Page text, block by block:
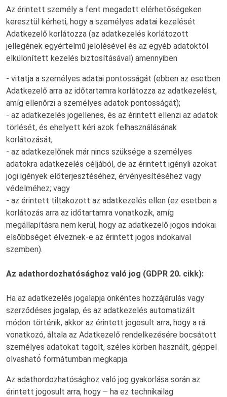
Az érintett személy a fent megadott elérhetőségeken
keresztül kérheti, hogy a személyes adatai kezelését
Adatkezelő korlátozza (az adatkezelés korlátozott
jellegének egyértelmű jelölésével és az egyéb adatoktól
elkülönített kezelés biztosításával) amennyiben
- vitatja a személyes adatai pontosságát (ebben az esetben
Adatkezelő arra az időtartamra korlátozza az adatkezelést,
amíg ellenőrzi a személyes adatok pontosságát);
- az adatkezelés jogellenes, és az érintett ellenzi az adatok
törlését, és ehelyett kéri azok felhasználásának
korlátozását;
- az adatkezelőnek már nincs szüksége a személyes
adatokra adatkezelés céljából, de az érintett igényli azokat
jogi igények előterjesztéséhez, érvényesítéséhez vagy
védelméhez; vagy
- az érintett tiltakozott az adatkezelés ellen (ez esetben a
korlátozás arra az időtartamra vonatkozik, amíg
megállapításra nem kerül, hogy az adatkezelő jogos indokai
elsőbbséget élveznek-e az érintett jogos indokaival
szemben).
Az adathordozhatósághoz való jog (GDPR 20. cikk):
Ha az adatkezelés jogalapja önkéntes hozzájárulás vagy
szerződéses jogalap, és az adatkezelés automatizált
módon történik, akkor az érintett jogosult arra, hogy a rá
vonatkozó, általa az Adatkezelő rendelkezésére bocsátott
személyes adatokat tagolt, széles körben használt, géppel
olvasható́ formátumban megkapja.
Az adathordozhatósághoz való jog gyakorlása során az
érintett jogosult arra, hogy – ha ez technikailag